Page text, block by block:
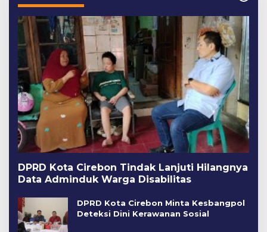
DPRD Kota Cirebon Tindak Lanjuti Hilangnya
Data Adminduk Warga Disabilitas
DPRD Kota Cirebon Minta Kesbangpol
Deteksi Dini Kerawanan Sosial